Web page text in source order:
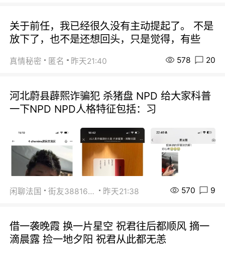
关于前任，我已经很久没有主动提起了。 不是
放下了，也不是还想回头，只是觉得，有些
真情秘密 匿名 昨天21:40 578 20
河北蔚县薜熙诈骗犯 杀猪盘 NPD 给大家科普
一下NPD NPD人格特征包括：习
闲聊法国 街友38816967 昨天21:38 570 9
借一袭晚霞 换一片星空 祝君往后都顺风 摘一
滴晨露 捡一地夕阳 祝君从此都无恙